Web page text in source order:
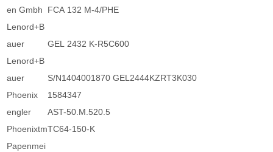
en Gmbh
FCA 132 M-4/PHE
Lenord+B
auer
GEL 2432 K-R5C600
Lenord+B
auer
S/N1404001870 GEL2444KZRT3K030
Phoenix
1584347
engler
AST-50.M.520.5
PhoenixtmTC64-150-K
Papenmei